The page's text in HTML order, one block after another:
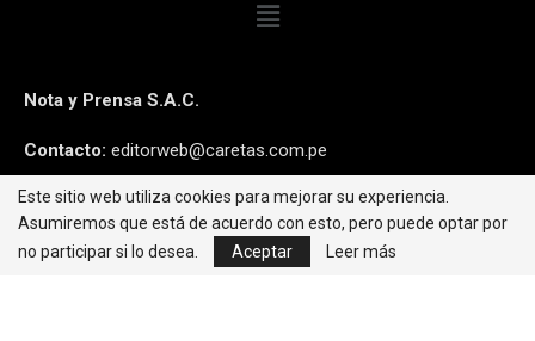
Nota y Prensa S.A.C.
Contacto: editorweb@caretas.com.pe
Síguenos:
Este sitio web utiliza cookies para mejorar su experiencia.
Asumiremos que está de acuerdo con esto, pero puede optar por
no participar si lo desea.
Aceptar Leer más